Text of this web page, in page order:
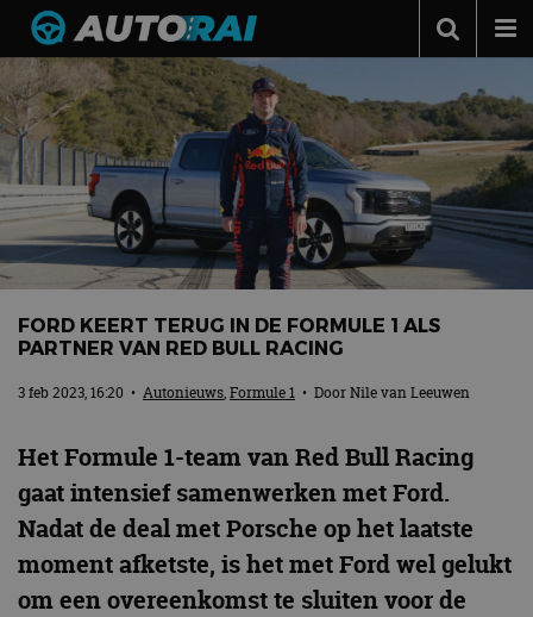
Autonieuws
Podcast
Autotests
Automerken
Adverteren
MotorRAI.nl
FORD KEERT TERUG IN DE FORMULE 1 ALS
PARTNER VAN RED BULL RACING
3 feb 2023, 16:20 • Autonieuws,Formule 1 • DoorNile van Leeuwen
Het Formule 1-team van Red Bull Racing
gaat intensief samenwerken met Ford.
Nadat de deal met Porsche op het laatste
moment afketste, is het met Ford wel gelukt
om een overeenkomst te sluiten voor de